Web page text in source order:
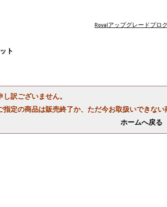
Rovalアップグレードプロ
ト
し訳ございません。
指定の商品は販売終了か、ただ今お取扱いできない
ホームへ戻る